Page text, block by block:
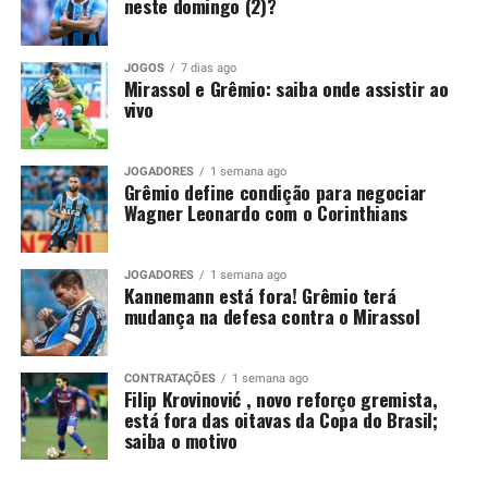
proposta de compra que atenda às suas exigências
financeiras.
Você precisa ver também:Kannemann está fora!
Grêmio terá mudança na defesa contra o Mirassol
Grêmio mantém decisão para
liberar Wagner Leonardo
Recentemente, o Vitória também tentou viabilizar o
retorno de Wagner Leonardo. O clube baiano buscou
uma composição financeira, inclusive por conta de uma
pendência envolvendo a negociação realizada em 2025.
Na ocasião, o Grêmio desembolsou 4,5 milhões de
dólares, cerca de R$ 25,1 milhões, para contratar o
zagueiro. Apesar das conversas, as partes não chegaram
JOGOS 7 dias ago
Mirassol e Grêmio: saiba onde assistir ao
vivo
JOGADORES 1 semana ago
Grêmio define condição para negociar
Wagner Leonardo com o Corinthians
JOGADORES 1 semana ago
Kannemann está fora! Grêmio terá
mudança na defesa contra o Mirassol
CONTRATAÇÕES 1 semana ago
Filip Krovinović , novo reforço gremista,
está fora das oitavas da Copa do Brasil;
saiba o motivo